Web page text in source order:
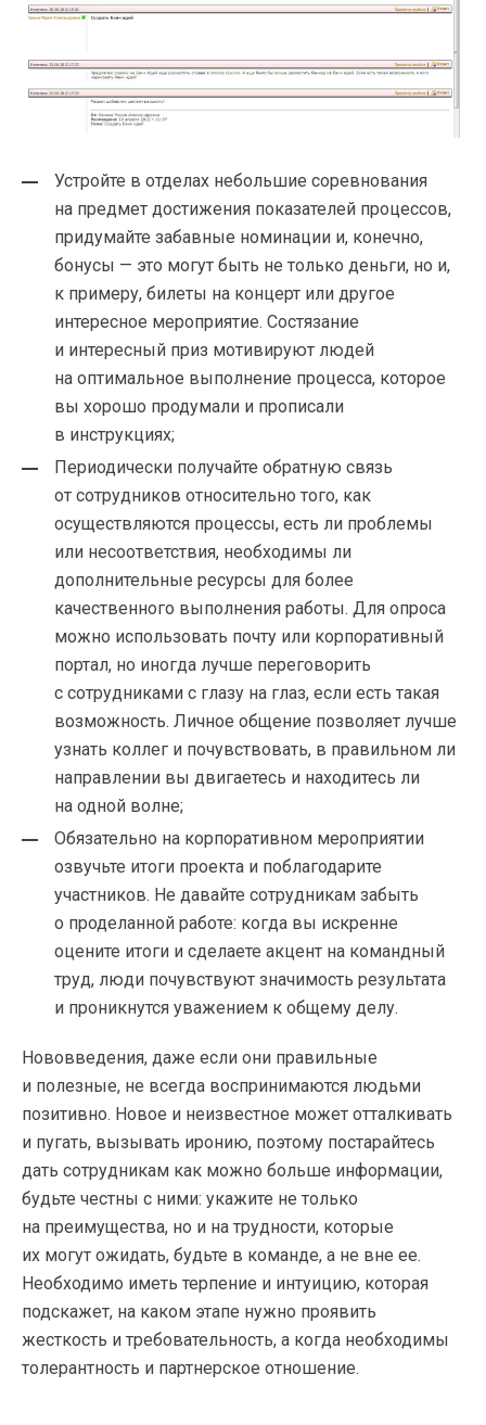
Устройте в отделах небольшие соревнования
на предмет достижения показателей процессов,
придумайте забавные номинации и, конечно,
бонусы — это могут быть не только деньги, но и,
к примеру, билеты на концерт или другое
интересное мероприятие. Состязание
и интересный приз мотивируют людей
на оптимальное выполнение процесса, которое
вы хорошо продумали и прописали
в инструкциях;
Периодически получайте обратную связь
от сотрудников относительно того, как
осуществляются процессы, есть ли проблемы
или несоответствия, необходимы ли
дополнительные ресурсы для более
качественного выполнения работы. Для опроса
можно использовать почту или корпоративный
портал, но иногда лучше переговорить
с сотрудниками с глазу на глаз, если есть такая
возможность. Личное общение позволяет лучше
узнать коллег и почувствовать, в правильном ли
направлении вы двигаетесь и находитесь ли
на одной волне;
Обязательно на корпоративном мероприятии
озвучьте итоги проекта и поблагодарите
участников. Не давайте сотрудникам забыть
о проделанной работе: когда вы искренне
оцените итоги и сделаете акцент на командный
труд, люди почувствуют значимость результата
и проникнутся уважением к общему делу.
Нововведения, даже если они правильные
и полезные, не всегда воспринимаются людьми
позитивно. Новое и неизвестное может отталкивать
и пугать, вызывать иронию, поэтому постарайтесь
дать сотрудникам как можно больше информации,
будьте честны с ними: укажите не только
на преимущества, но и на трудности, которые
их могут ожидать, будьте в команде, а не вне ее.
Необходимо иметь терпение и интуицию, которая
подскажет, на каком этапе нужно проявить
жесткость и требовательность, а когда необходимы
толерантность и партнерское отношение.